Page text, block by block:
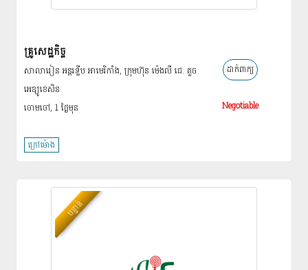
គ្រូសេដ្ឋកិច្ច
សាលារៀន អន្ដរទ្វីប អាមេរិកាំង, ក្រុមហ៊ុន ម៉េងលី ជេ. គួច
អេឌ្យូខេសិន
ចោមចៅ, 1 ថ្ងៃ​មុន
ក្រៅម៉ោង
ដាក់ពាក្យ
Negotiable
បន្ទាន់